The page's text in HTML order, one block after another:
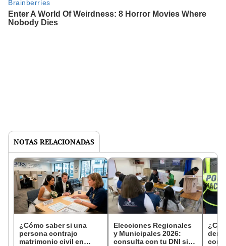
NOTAS RELACIONADAS
¿Cómo saber si una
persona contrajo
matrimonio civil en
Elecciones Regionales
y Municipales 2026:
consulta con tu DNI si
con